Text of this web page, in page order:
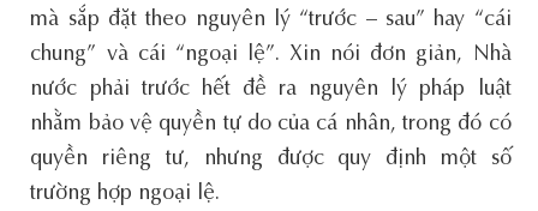
mà sắp đặt theo nguyên lý “trước – sau” hay “cái
chung” và cái “ngoại lệ”. Xin nói đơn giản, Nhà
nước phải trước hết đề ra nguyên lý pháp luật
nhằm bảo vệ quyền tự do của cá nhân, trong đó có
quyền riêng tư, nhưng được quy định một số
trường hợp ngoại lệ.